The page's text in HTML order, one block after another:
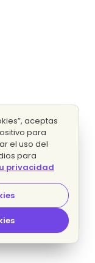
aceptas
para
el uso del
para
privacidad